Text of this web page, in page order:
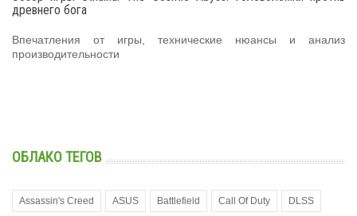
древнего бога
Впечатления от игры, технические нюансы и анализ
производительности
ОБЛАКО ТЕГОВ
Assassin's Creed ASUS Battlefield Call Of Duty DLSS